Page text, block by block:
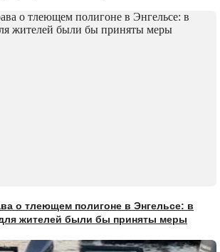
о тлеющем полигоне в Энгельсе: в
жителей были бы приняты меры